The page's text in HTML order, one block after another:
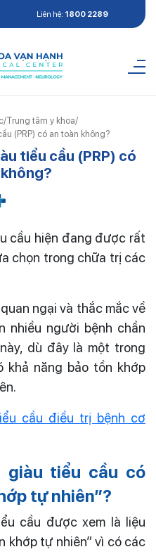
Liên hệ: 1800 2289
/Trung tâm y khoa/
(PRP) có an toàn không?
tiểu cầu (PRP) có
cầu hiện đang được rất
chọn trong chữa trị các
ngại và thắc mắc về
nhiều người bệnh chần
dù đây là một trong
khả năng bảo tồn khớp
cầu điều trị bệnh cơ
giàu tiểu cầu có
tự nhiên”?
cầu được xem là liệu
khớp tự nhiên” vì có các